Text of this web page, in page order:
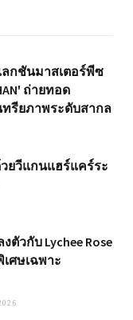
กชันมาสเตอร์พีซ
ถ่ายทอด
รียภาพระดับสากล
ยวีแกนแฮร์แคร์ระ
วกับ Lychee Rose
เศษเฉพาะ